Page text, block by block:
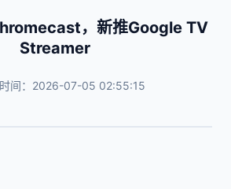
，新推Google TV
Streamer
间：2026-07-05 02:55:15